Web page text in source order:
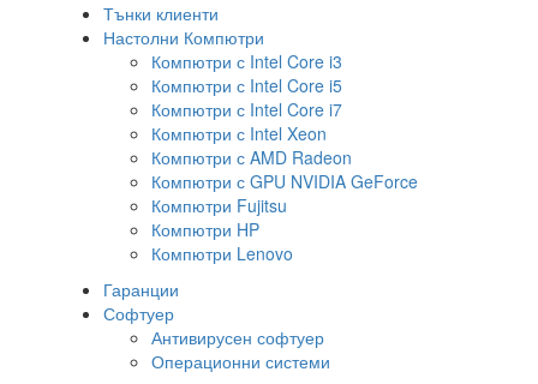
Тънки клиенти
Настолни Компютри
Компютри с Intel Core i3
Компютри с Intel Core i5
Компютри с Intel Core i7
Компютри с Intel Xeon
Компютри с AMD Radeon
Компютри с GPU NVIDIA GeForce
Компютри Fujitsu
Компютри HP
Компютри Lenovo
Гаранции
Софтуер
Антивирусен софтуер
Операционни системи